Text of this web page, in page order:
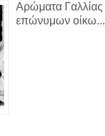
Αρώματα Γαλλίας
επώνυμων οίκω...